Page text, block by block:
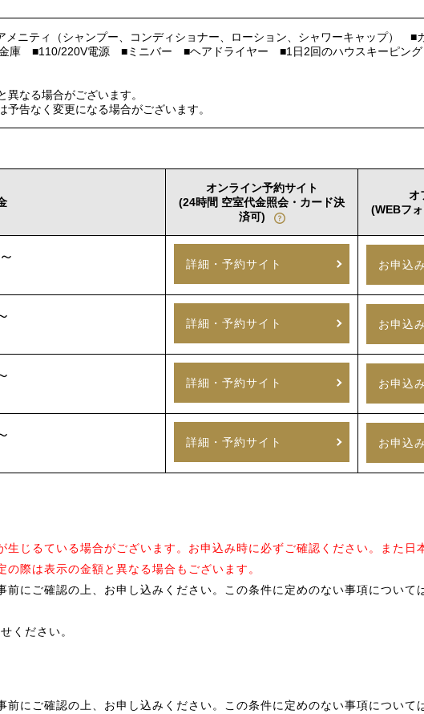
ニティ（シャンプー、コンディショナー、ローション、シャワーキャップ）
庫 ■110/220V電源 ■ミニバー ■ヘアドライヤー ■1日2回のハウスキーピン
なる場合がございます。
告なく変更になる場合がございます。
オンライン予約サイト
(24時間 空室代金照会・カード決
済可)
オ
(WEBフ
詳細・予約サイト お申込
詳細・予約サイト お申込
詳細・予約サイト お申込
詳細・予約サイト お申込
じるている場合がございます。お申込み時に必ずご確認ください。また日
際は表示の金額と異なる場合もございます。
にご確認の上、お申し込みください。この条件に定めのない事項について
ください。
にご確認の上、お申し込みください。この条件に定めのない事項について